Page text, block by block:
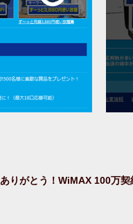
ありがとう！WiMAX 100万